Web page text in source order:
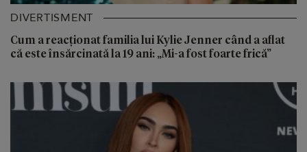
DIVERTISMENT
Cum a reacționat familia lui Kylie Jenner când a aflat
că este însărcinată la 19 ani: „Mi-a fost foarte frică”